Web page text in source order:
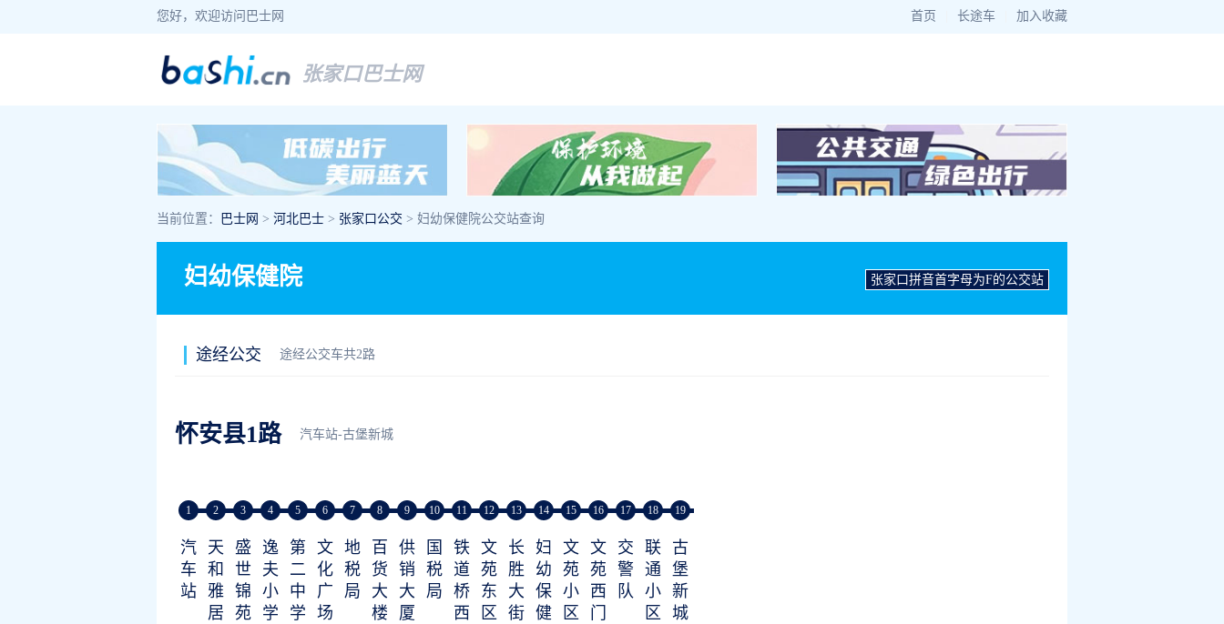
您好，欢迎访问巴士网 首页 长途车 加入收藏
张家口巴士网
当前位置： 巴士网 > 河北巴士 > 张家口公交 > 妇幼保健院公交站查询
妇幼保健院 张家口拼音首字母为F的公交站
途经公交 途经公交车共2路
怀安县1路 汽车站-古堡新城
1
汽
车
站
2
天
和
雅
居
3
盛
世
锦
苑
4
逸
夫
小
学
5
第
二
中
学
6
文
化
广
场
7
地
税
局
8
百
货
大
楼
9
供
销
大
厦
10
国
税
局
11
铁
道
桥
西
12
文
苑
东
区
13
长
胜
大
街
14
妇
幼
保
健
15
文
苑
小
区
16
文
苑
西
门
17
交
警
队
18
联
通
小
区
19
古
堡
新
城